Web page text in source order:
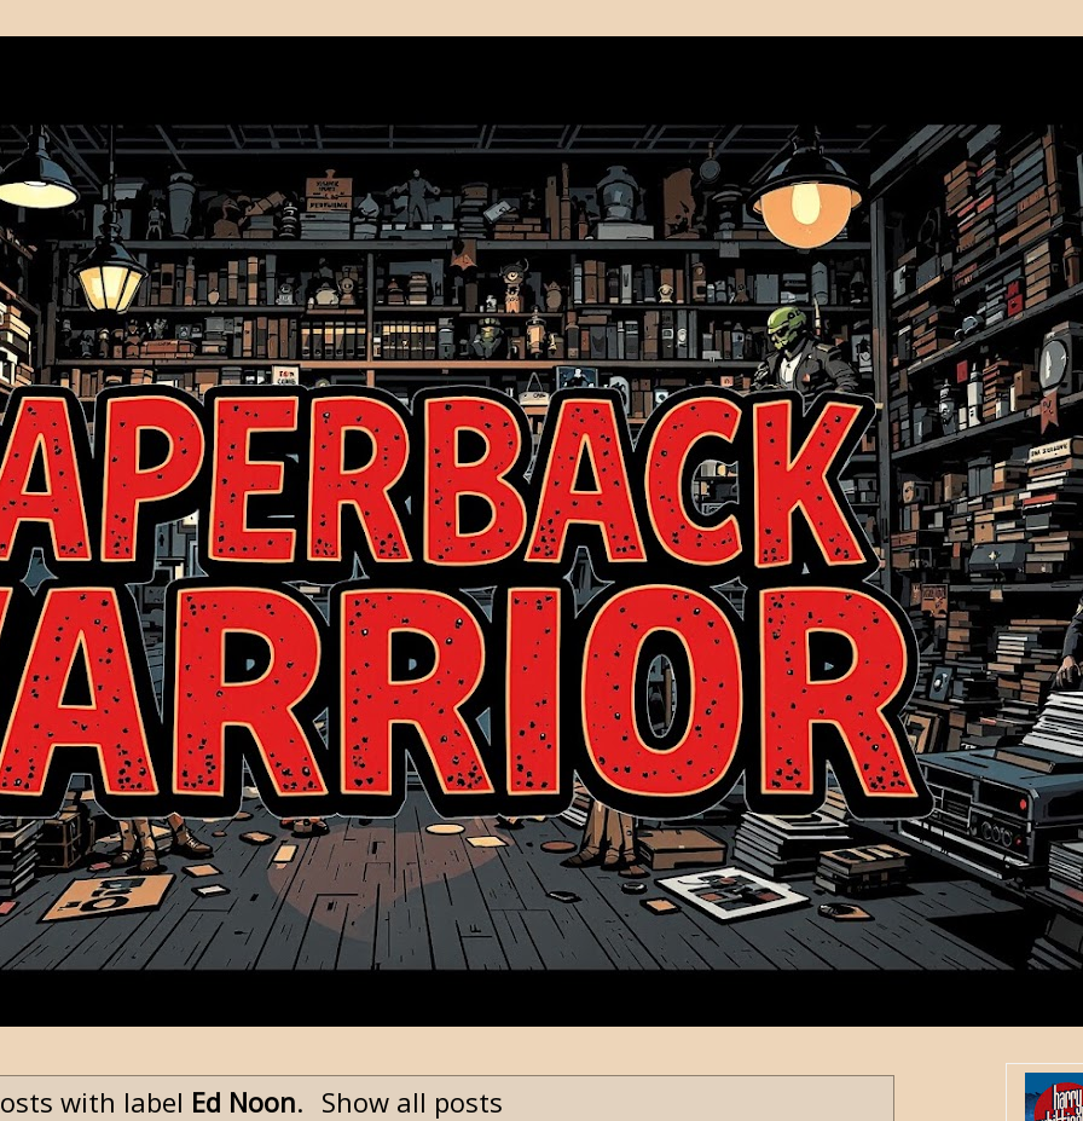
with label Ed Noon. Show all posts